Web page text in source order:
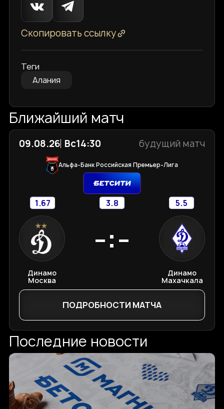
Скопировать ссылку
Теги
Алания
Ближайший матч
09.08.26 Вс14:30 будущий матч
Альфа-Банк Российская Премьер-Лига
1.67 3.8 5.5
Динамо
Москва
-:-
Динамо
Махачкала
ПОДРОБНОСТИ МАТЧА
Последние новости